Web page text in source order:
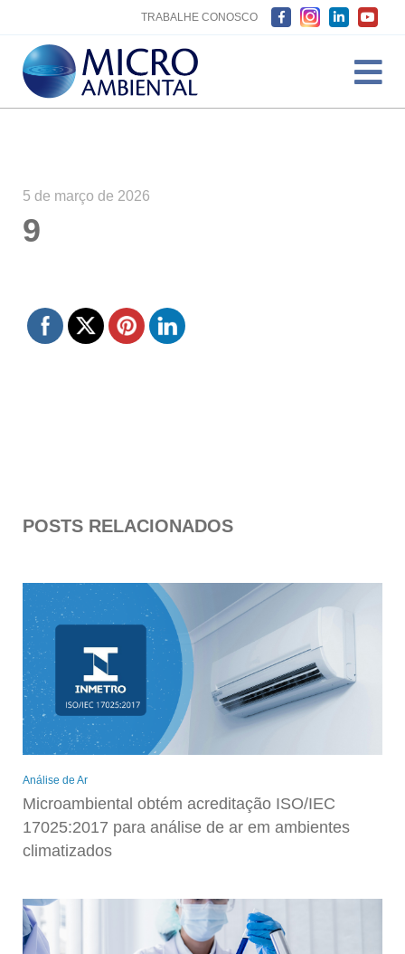
TRABALHE CONOSCO
5 de março de 2026
9
POSTS RELACIONADOS
Análise de Ar
Microambiental obtém acreditação ISO/IEC
17025:2017 para análise de ar em ambientes
climatizados